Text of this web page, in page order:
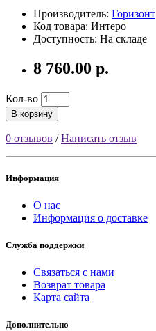
Производитель: Горизонт
Код товара: Интеро
Доступность: На складе
8 760.00 р.
Кол-во
В корзину
0 отзывов /Написать отзыв
Информация
О нас
Информация о доставке
Служба поддержки
Связаться с нами
Возврат товара
Карта сайта
Дополнительно